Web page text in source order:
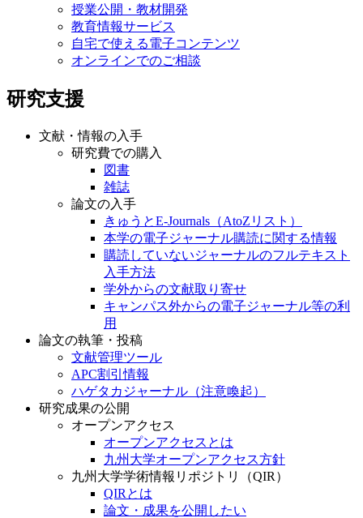
授業公開・教材開発
教育情報サービス
自宅で使える電子コンテンツ
オンラインでのご相談
研究支援
文献・情報の入手
研究費での購入
図書
雑誌
論文の入手
きゅうとE-Journals（AtoZリスト）
本学の電子ジャーナル購読に関する情報
購読していないジャーナルのフルテキスト
入手方法
学外からの文献取り寄せ
キャンパス外からの電子ジャーナル等の利
用
論文の執筆・投稿
文献管理ツール
APC割引情報
ハゲタカジャーナル（注意喚起）
研究成果の公開
オープンアクセス
オープンアクセスとは
九州大学オープンアクセス方針
九州大学学術情報リポジトリ（QIR）
QIRとは
論文・成果を公開したい